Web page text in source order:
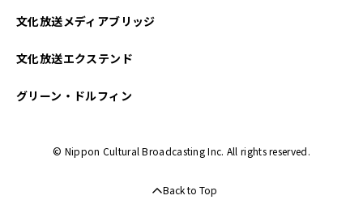
文化放送メディアブリッジ
文化放送エクステンド
グリーン・ドルフィン
© Nippon Cultural Broadcasting Inc. All rights reserved.
Back to Top